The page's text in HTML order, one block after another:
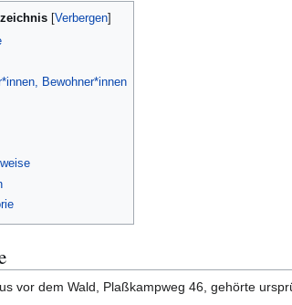
Bewohner*innen
vor dem Wald, Plaßkampweg 46, gehörte